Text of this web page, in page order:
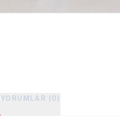
YORUMLAR (0)